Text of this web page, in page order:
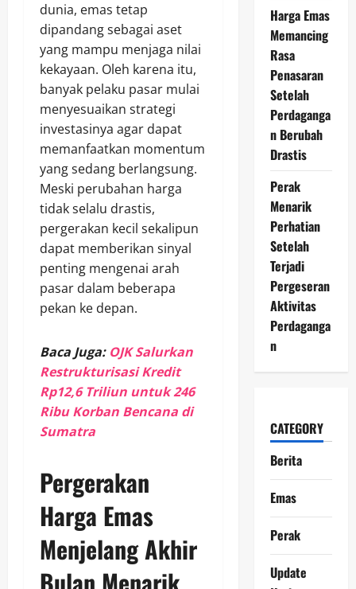
dunia, emas tetap
dipandang sebagai aset
yang mampu menjaga nilai
kekayaan. Oleh karena itu,
banyak pelaku pasar mulai
menyesuaikan strategi
investasinya agar dapat
memanfaatkan momentum
yang sedang berlangsung.
Meski perubahan harga
tidak selalu drastis,
pergerakan kecil sekalipun
dapat memberikan sinyal
penting mengenai arah
pasar dalam beberapa
pekan ke depan.
Baca Juga: OJK Salurkan
Restrukturisasi Kredit
Rp12,6 Triliun untuk 246
Ribu Korban Bencana di
Sumatra
Pergerakan
Harga Emas
Menjelang Akhir
Harga Emas
Memancing
Rasa
Penasaran
Setelah
Perdaganga
n Berubah
Drastis
Perak
Menarik
Perhatian
Setelah
Terjadi
Pergeseran
Aktivitas
Perdaganga
n
CATEGORY
Berita
Emas
Perak
Update